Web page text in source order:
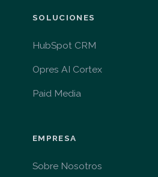
SOLUCIONES
HubSpot CRM
Opres AI Cortex
Paid Media
EMPRESA
Sobre Nosotros